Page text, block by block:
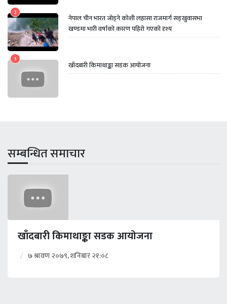
2
नेपाल चीन भारत जोड्ने कोशी लहासा राजमार्ग सङ्खुवासभा
खण्डमा भारी वर्षाको कारण पहिरो गएको दृश्य
3
खाँदबारी किमाथाङ्का सडक आयोजना
सम्बन्धित समाचार
खाँदबारी किमाथाङ्का सडक आयोजना
७ श्रावण २०७९, शनिबार २१:०८